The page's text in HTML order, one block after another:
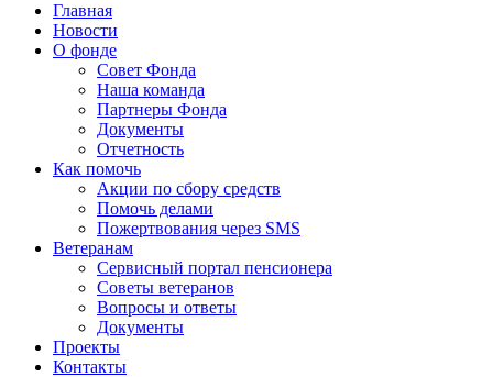
Главная
Новости
О фонде
Совет Фонда
Наша команда
Партнеры Фонда
Документы
Отчетность
Как помочь
Акции по сбору средств
Помочь делами
Пожертвования через SMS
Ветеранам
Сервисный портал пенсионера
Советы ветеранов
Вопросы и ответы
Документы
Проекты
Контакты